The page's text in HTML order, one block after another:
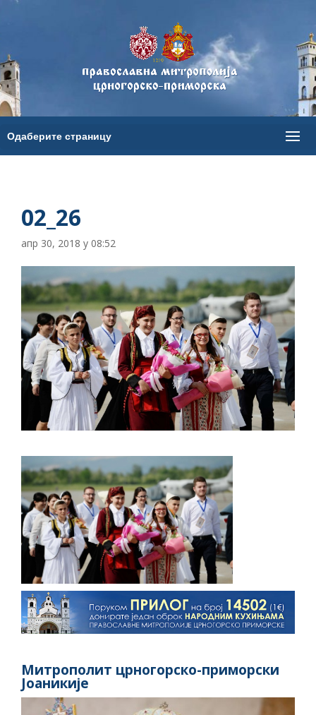
02_26
апр 30, 2018 у 08:52
Митрополит црногорско-приморски
Јоаникије